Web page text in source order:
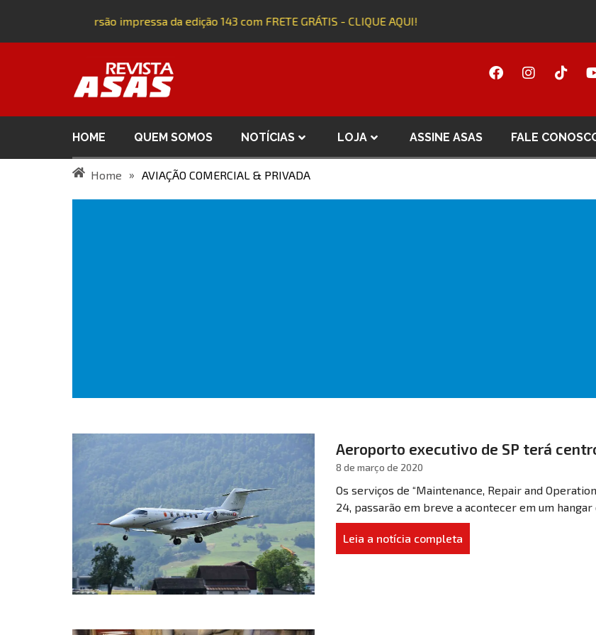
Adquira a versão impressa da edição 143 com FRETE GRÁTIS - CLIQUE AQUI!
HOME QUEM SOMOS NOTÍCIAS LOJA ASSINE ASAS FALE
Home » AVIAÇÃO COMERCIAL & PRIVADA
Aeroporto executivo de SP terá
8 de março de 2020
Os serviços de “Maintenance, Repair and
24, passarão em breve a acontecer em um hangar
Leia a notícia completa